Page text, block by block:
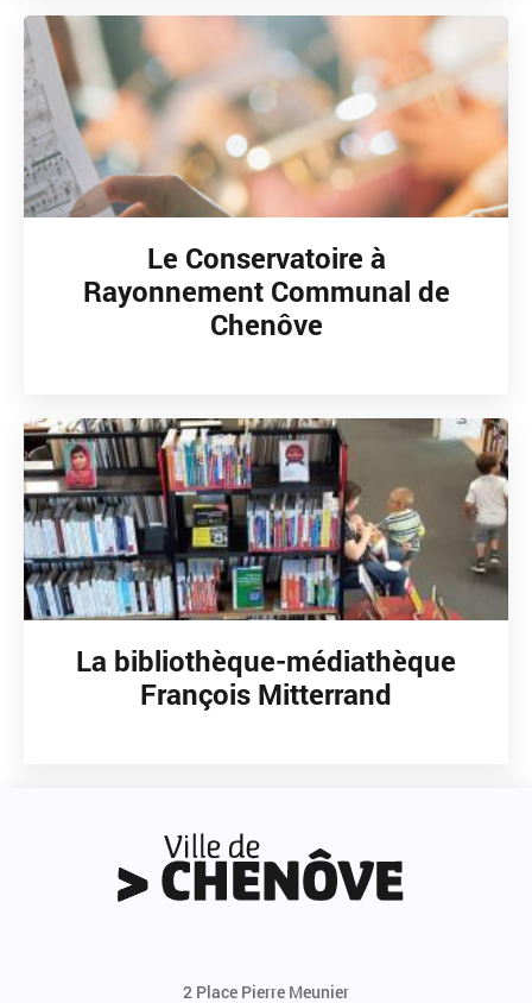
Le Conservatoire à
Rayonnement Communal de
Chenôve
La bibliothèque-médiathèque
François Mitterrand
2 Place Pierre Meunier